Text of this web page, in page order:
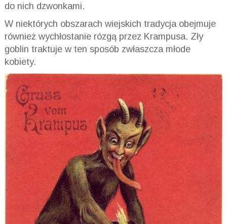
do nich dzwonkami.
W niektórych obszarach wiejskich tradycja obejmuje
również wychłostanie rózgą przez Krampusa. Zły
goblin traktuje w ten sposób zwłaszcza młode
kobiety.